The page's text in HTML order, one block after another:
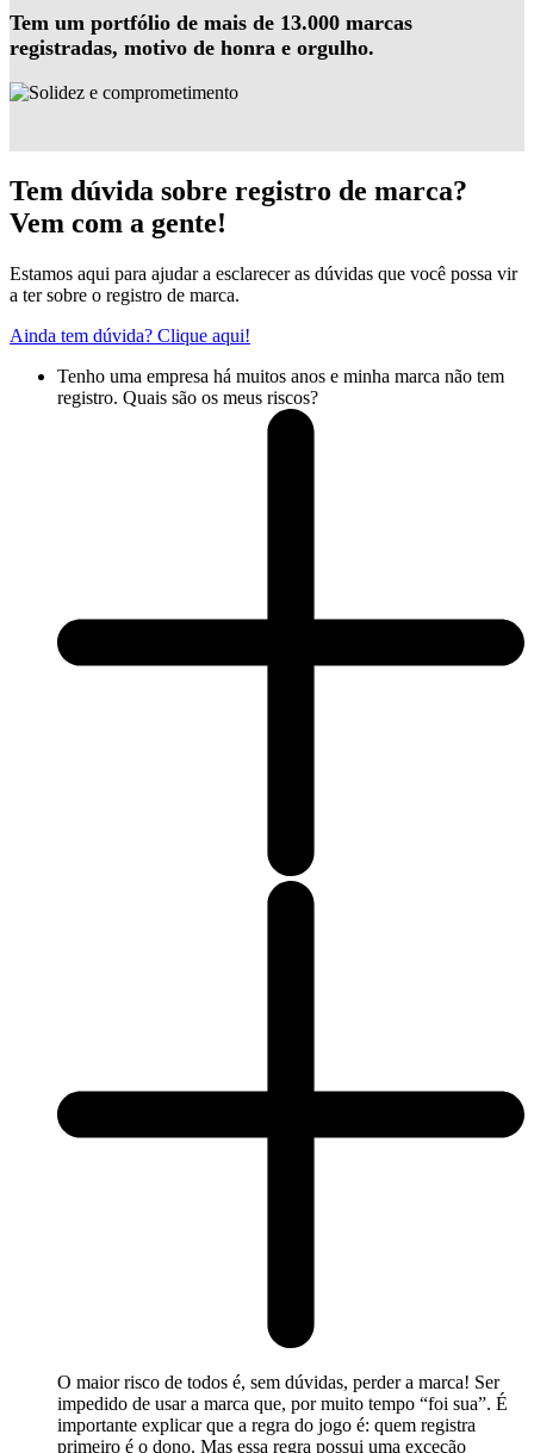
Tem um portfólio de mais de 13.000 marcas
registradas, motivo de honra e orgulho.
Tem dúvida sobre registro de marca?
Vem com a gente!
Estamos aqui para ajudar a esclarecer as dúvidas que você possa vir
a ter sobre o registro de marca.
Ainda tem dúvida? Clique aqui!
Tenho uma empresa há muitos anos e minha marca não tem
registro. Quais são os meus riscos?
O maior risco de todos é, sem dúvidas, perder a marca! Ser
impedido de usar a marca que, por muito tempo “foi sua”. É
importante explicar que a regra do jogo é: quem registra
primeiro é o dono. Mas essa regra possui uma exceção